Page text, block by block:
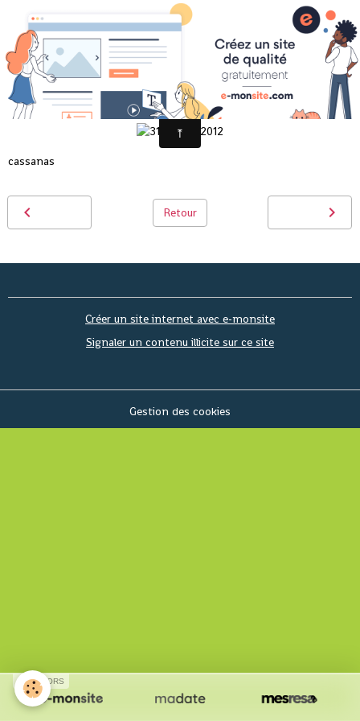
31 JANVIER 2012
cassanas
Retour
Créer un site internet avec e-monsite
Signaler un contenu illicite sur ce site
Gestion des cookies
SPONSORS